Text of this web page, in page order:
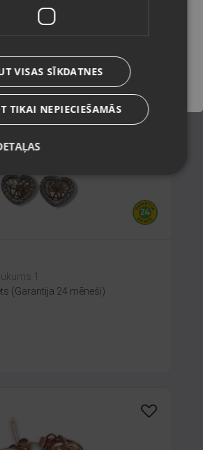
(Garantija 24 mēneši)
1
(Garantija 24 mēneši)
Saglabāt
VISAS SĪKDATNES
TIKAI NEPIECIEŠAMĀS